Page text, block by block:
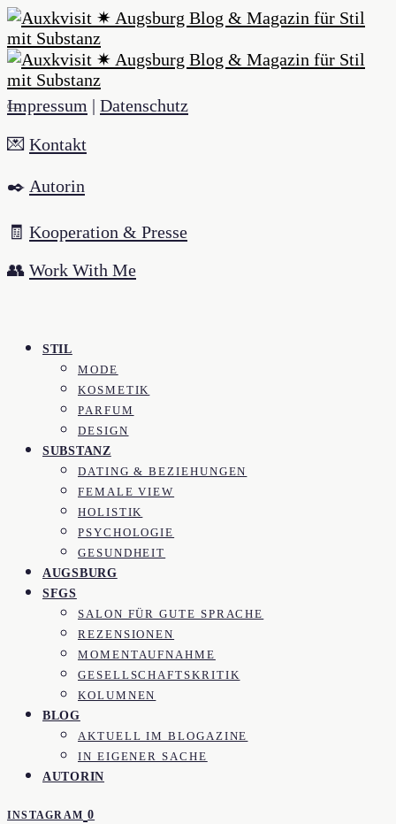
Impressum | Datenschutz
💌 Kontakt
✒️ Autorin
🧾 Kooperation & Presse
👥 Work With Me
STIL
MODE
KOSMETIK
PARFUM
DESIGN
SUBSTANZ
DATING & BEZIEHUNGEN
FEMALE VIEW
HOLISTIK
PSYCHOLOGIE
GESUNDHEIT
AUGSBURG
SFGS
SALON FÜR GUTE SPRACHE
REZENSIONEN
MOMENTAUFNAHME
GESELLSCHAFTSKRITIK
KOLUMNEN
BLOG
AKTUELL IM BLOGAZINE
IN EIGENER SACHE
AUTORIN
INSTAGRAM 0